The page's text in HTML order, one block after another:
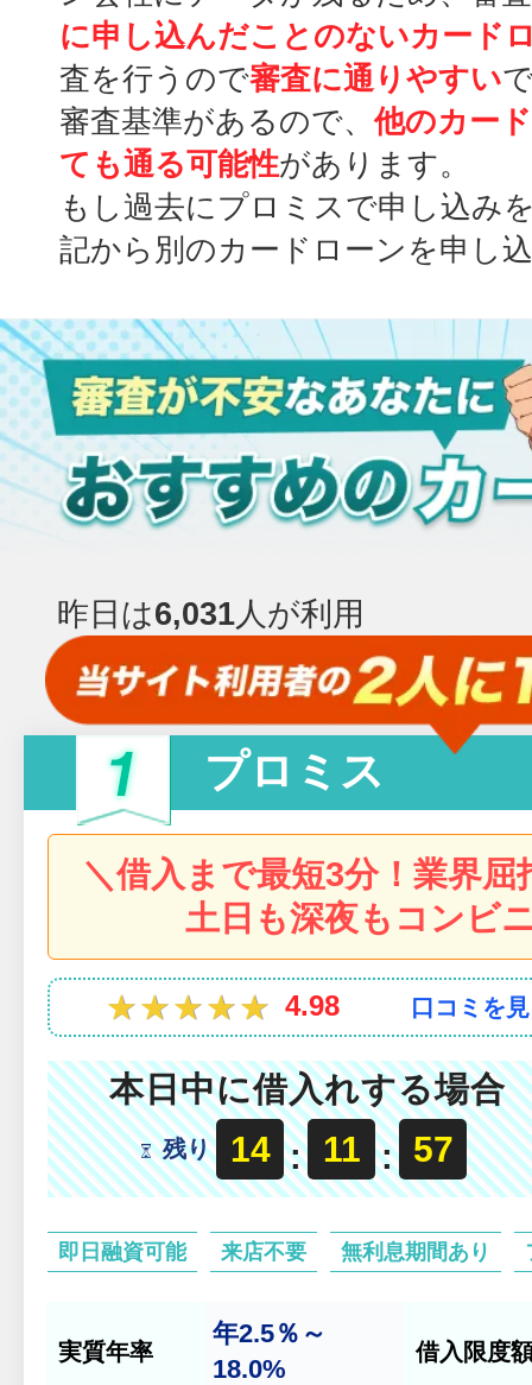
に申し込んだことのないカード
査を行うので審査に通りやすい
審査基準があるので、他のカー
ても通る可能性があります。
もし過去にプロミスで申し込み
記から別のカードローンを申し
昨日は6,031人が利用
プロミス
＼借入まで最短3分！業界
土日も深夜もコンビ
★★★★★
★★★★★ 4.98 口コミを
本日中に借入れする場合
残り 14 : 11 : 55
即日融資可能 来店不要 無利息期間あり
実質年率
年2.5％～
18.0%
借入限度